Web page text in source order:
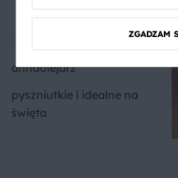
annaolejarz
pyszniutkie i idealne na
święta
ZGADZAM